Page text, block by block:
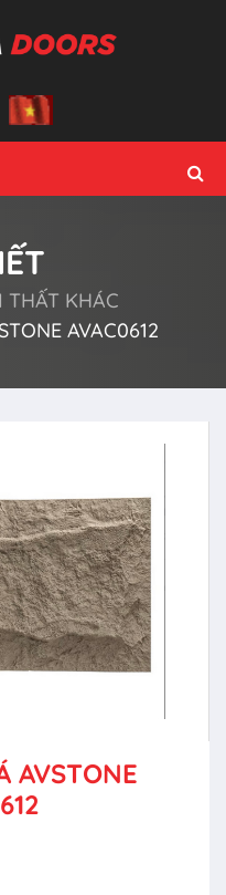
THẤT KHÁC
AVAC0612
AVSTONE